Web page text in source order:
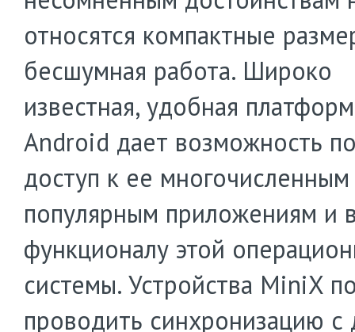
относятся компактные
бесшумная работа. Широко
известная, удобная
Android дает возможность
доступ к ее многочисленным
популярным приложениям и
функционалу этой
системы. Устройства MiniX
проводить синхронизацию с